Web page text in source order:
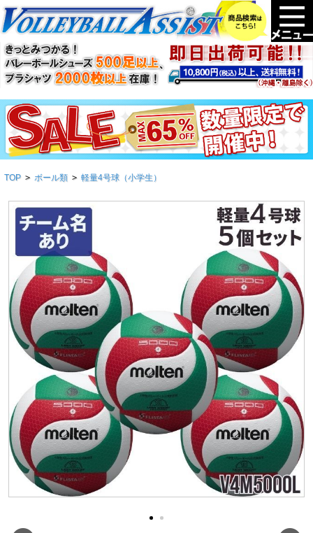
TOP > ボール類 > 軽量4号球（小学生）